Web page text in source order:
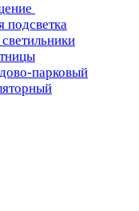
подсветка
парковый